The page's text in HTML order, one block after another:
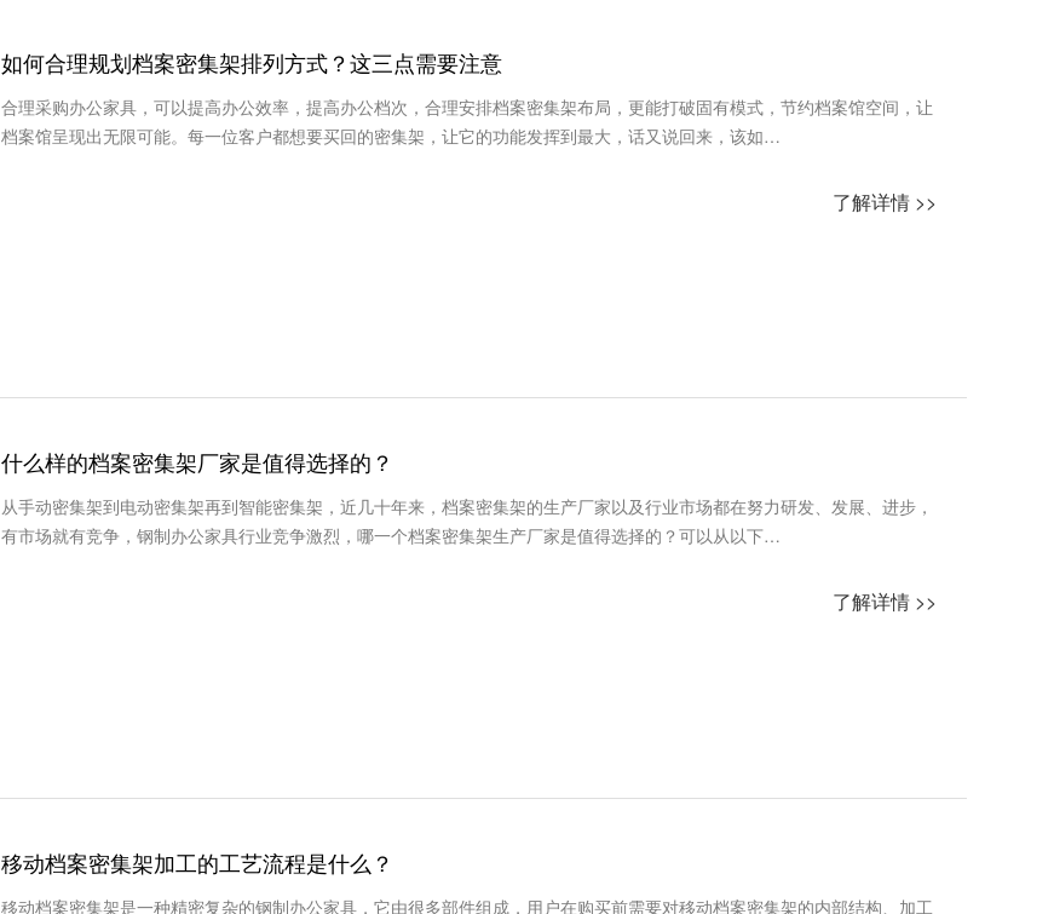
如何合理规划档案密集架排列方式？这三点需要注意
合理采购办公家具，可以提高办公效率，提高办公档次，合理安排档案密集架布局，更能打破固有模式，节约档案馆空间，让
档案馆呈现出无限可能。每一位客户都想要买回的密集架，让它的功能发挥到最大，话又说回来，该如…
了解详情 >>
什么样的档案密集架厂家是值得选择的？
从手动密集架到电动密集架再到智能密集架，近几十年来，档案密集架的生产厂家以及行业市场都在努力研发、发展、进步，
有市场就有竞争，钢制办公家具行业竞争激烈，哪一个档案密集架生产厂家是值得选择的？可以从以下…
了解详情 >>
移动档案密集架加工的工艺流程是什么？
移动档案密集架是一种精密复杂的钢制办公家具，它由很多部件组成，用户在购买前需要对移动档案密集架的内部结构、加工